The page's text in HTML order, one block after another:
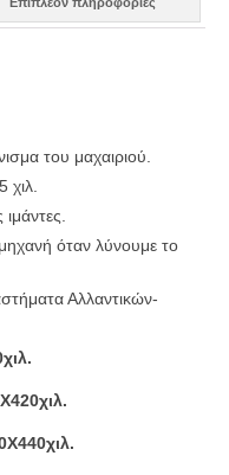
Επιπλέον πληροφορίες
του μαχαιριού.
όταν λύνουμε το
Αλλαντικών-